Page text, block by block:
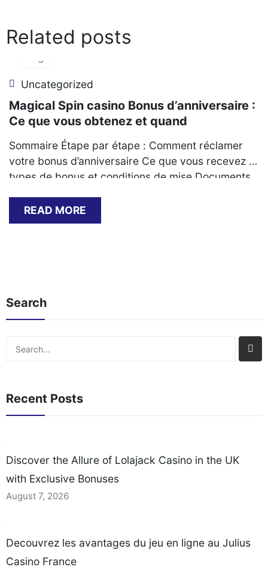
Related posts
06
Uncategorized
Magical Spin casino Bonus d’anniversaire :
Ce que vous obtenez et quand
Sommaire Étape par étape : Comment réclamer
votre bonus d’anniversaire Ce que vous recevez :
types de bonus et conditions de mise Documents
solutions lors de la réclamation Délais typiques et
méthodes de retrait des gains Comparaison avec
READ MORE
Search
Search
Recent Posts
Discover the Allure of Lolajack Casino in the UK
with Exclusive Bonuses
August 7, 2026
Decouvrez les avantages du jeu en ligne au Julius
Casino France